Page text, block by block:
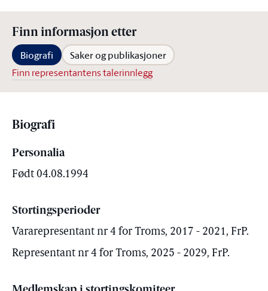
Finn informasjon etter
Biografi Saker og publikasjoner
Finn representantens talerinnlegg
Biografi
Personalia
Født 04.08.1994
Stortingsperioder
Vararepresentant nr 4 for Troms, 2017 - 2021, FrP.
Representant nr 4 for Troms, 2025 - 2029, FrP.